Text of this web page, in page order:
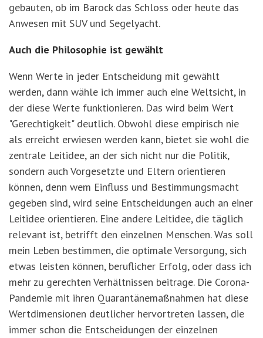
gebauten, ob im Barock das Schloss oder heute das
Anwesen mit SUV und Segelyacht.
Auch die Philosophie ist gewählt
Wenn Werte in jeder Entscheidung mit gewählt
werden, dann wähle ich immer auch eine Weltsicht, in
der diese Werte funktionieren. Das wird beim Wert
"Gerechtigkeit" deutlich. Obwohl diese empirisch nie
als erreicht erwiesen werden kann, bietet sie wohl die
zentrale Leitidee, an der sich nicht nur die Politik,
sondern auch Vorgesetzte und Eltern orientieren
können, denn wem Einfluss und Bestimmungsmacht
gegeben sind, wird seine Entscheidungen auch an einer
Leitidee orientieren. Eine andere Leitidee, die täglich
relevant ist, betrifft den einzelnen Menschen. Was soll
mein Leben bestimmen, die optimale Versorgung, sich
etwas leisten können, beruflicher Erfolg, oder dass ich
mehr zu gerechten Verhältnissen beitrage. Die Corona-
Pandemie mit ihren Quarantänemaßnahmen hat diese
Wertdimensionen deutlicher hervortreten lassen, die
immer schon die Entscheidungen der einzelnen